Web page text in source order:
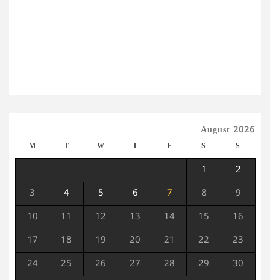
August 2026
M T W T F S S
1 2
3 4 5 6 7 8 9
10 11 12 13 14 15 16
17 18 19 20 21 22 23
24 25 26 27 28 29 30